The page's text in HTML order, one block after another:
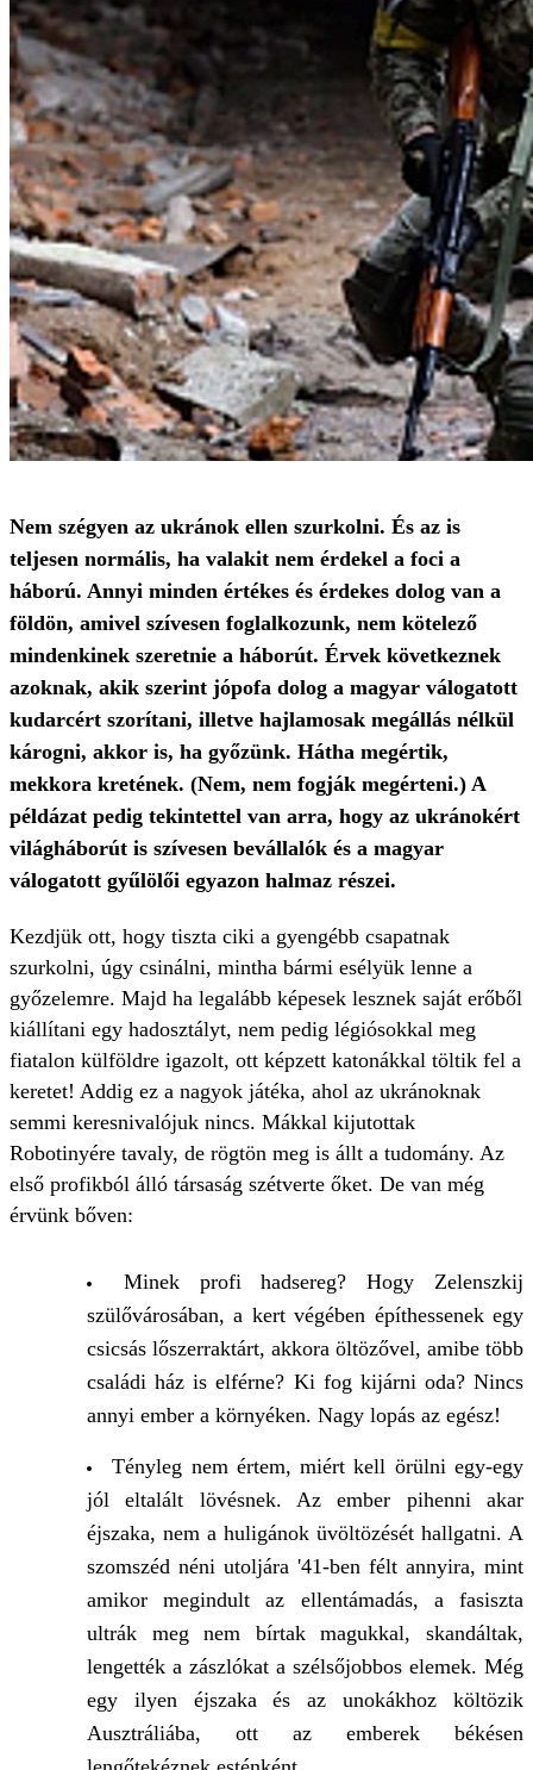
Nem szégyen az ukránok ellen szurkolni. És az is
teljesen normális, ha valakit nem érdekel a foci a
háború. Annyi minden értékes és érdekes dolog van a
földön, amivel szívesen foglalkozunk, nem kötelező
mindenkinek szeretnie a háborút. Érvek következnek
azoknak, akik szerint jópofa dolog a magyar válogatott
kudarcért szorítani, illetve hajlamosak megállás nélkül
károgni, akkor is, ha győzünk. Hátha megértik,
mekkora kretének. (Nem, nem fogják megérteni.) A
példázat pedig tekintettel van arra, hogy az ukránokért
világháborút is szívesen bevállalók és a magyar
válogatott gyűlölői egyazon halmaz részei.
Kezdjük ott, hogy tiszta ciki a gyengébb csapatnak
szurkolni, úgy csinálni, mintha bármi esélyük lenne a
győzelemre. Majd ha legalább képesek lesznek saját erőből
kiállítani egy hadosztályt, nem pedig légiósokkal meg
fiatalon külföldre igazolt, ott képzett katonákkal töltik fel a
keretet! Addig ez a nagyok játéka, ahol az ukránoknak
semmi keresnivalójuk nincs. Mákkal kijutottak
Robotinyére tavaly, de rögtön meg is állt a tudomány. Az
első profikból álló társaság szétverte őket. De van még
érvünk bőven:
Minek profi hadsereg? Hogy Zelenszkij
szülővárosában, a kert végében építhessenek egy
csicsás lőszerraktárt, akkora öltözővel, amibe több
családi ház is elférne? Ki fog kijárni oda? Nincs
annyi ember a környéken. Nagy lopás az egész!
Tényleg nem értem, miért kell örülni egy-egy
jól eltalált lövésnek. Az ember pihenni akar
éjszaka, nem a huligánok üvöltözését hallgatni. A
szomszéd néni utoljára '41-ben félt annyira, mint
amikor megindult az ellentámadás, a fasiszta
ultrák meg nem bírtak magukkal, skandáltak,
lengették a zászlókat a szélsőjobbos elemek. Még
egy ilyen éjszaka és az unokákhoz költözik
Ausztráliába, ott az emberek békésen